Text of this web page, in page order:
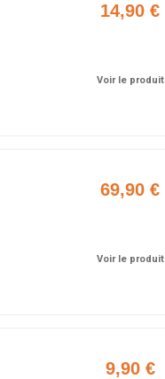
14,90 €
Voir le produit
69,90 €
Voir le produit
9,90 €